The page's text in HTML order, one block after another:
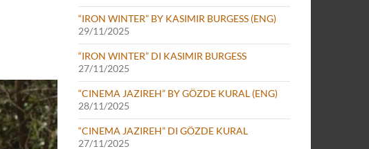
“IRON WINTER” BY KASIMIR BURGESS (ENG)
29/11/2025
“IRON WINTER” DI KASIMIR BURGESS
27/11/2025
“CINEMA JAZIREH” BY GÖZDE KURAL (ENG)
28/11/2025
“CINEMA JAZIREH” DI GÖZDE KURAL
27/11/2025